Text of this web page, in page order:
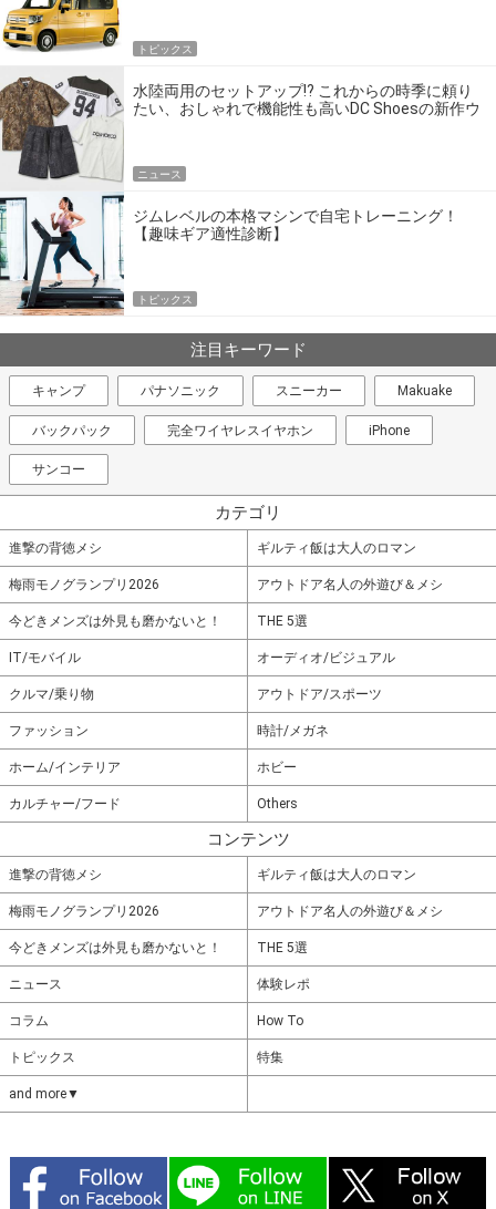
トピックス
水陸両用のセットアップ!? これからの時季に頼り
たい、おしゃれで機能性も高いDC Shoesの新作ウ
ニュース
ジムレベルの本格マシンで自宅トレーニング！
【趣味ギア適性診断】
トピックス
注目キーワード
キャンプ パナソニック スニーカー Makuake
バックパック 完全ワイヤレスイヤホン iPhone
サンコー
カテゴリ
進撃の背徳メシ ギルティ飯は大人のロマン
梅雨モノグランプリ2026 アウトドア名人の外遊び＆メシ
今どきメンズは外見も磨かないと！ THE 5選
IT/モバイル オーディオ/ビジュアル
クルマ/乗り物 アウトドア/スポーツ
ファッション 時計/メガネ
ホーム/インテリア ホビー
カルチャー/フード Others
コンテンツ
進撃の背徳メシ ギルティ飯は大人のロマン
梅雨モノグランプリ2026 アウトドア名人の外遊び＆メシ
今どきメンズは外見も磨かないと！ THE 5選
ニュース 体験レポ
コラム How To
トピックス 特集
and more▼